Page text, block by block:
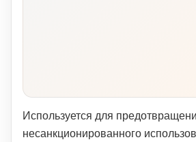
Используется для
несанкционированного